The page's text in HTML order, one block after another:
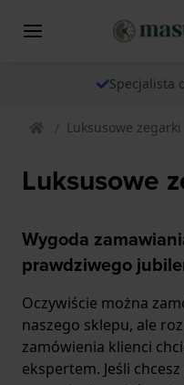
Specjalista
Luksusowe zegarki
Luksusowe
Wygoda
prawdziwego
Oczywiście można
naszego sklepu, ale
zamówienia klienci
ekspertem. Jeśli